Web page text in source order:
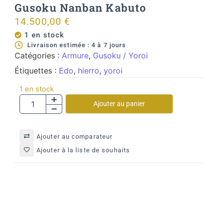
Gusoku Nanban Kabuto
14.500,00 €
1 en stock
Livraison estimée : 4 à 7 jours
Catégories : Armure, Gusoku / Yoroi
Étiquettes : Edo, hierro, yoroi
1 en stock
Ajouter au panier
Ajouter au comparateur
Ajouter à la liste de souhaits